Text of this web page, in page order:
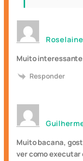
Roselaine
Muito
Responder
Muito bacana,
ver como executar